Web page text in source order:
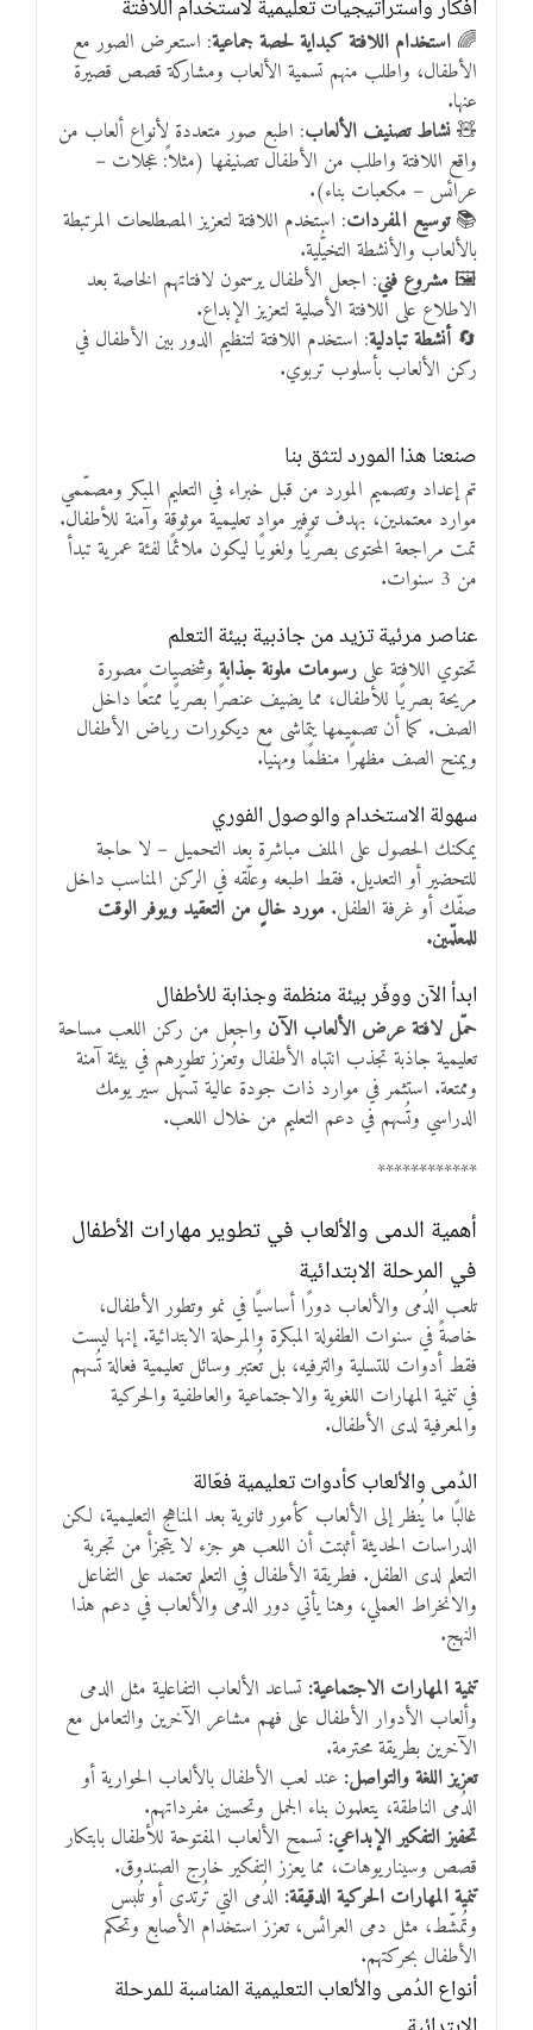
أفكار واستراتيجيات تعليمية لاستخدام اللافتة
🌈 استخدام اللافتة كبداية لحصة جماعية: استعرض الصور مع
الأطفال، واطلب منهم تسمية الألعاب ومشاركة قصص قصيرة
عنها.
🧸نشاط تصنيف الألعاب: اطبع صور متعددة لأنواع ألعاب من
واقع اللافتة واطلب من الأطفال تصنيفها (مثلاً: عجلات –
عرائس – مكعبات بناء).
📚توسيع المفردات: استخدم اللافتة لتعزيز المصطلحات المرتبطة
بالألعاب والأنشطة التخيُّلية.
🖼️ مشروع فني: اجعل الأطفال يرسمون لافتاتهم الخاصة بعد
الاطلاع على اللافتة الأصلية لتعزيز الإبداع.
🔄أنشطة تبادلية: استخدم اللافتة لتنظيم الدور بين الأطفال في
ركن الألعاب بأسلوب تربوي.
صنعنا هذا المورد لتثق بنا
تم إعداد وتصميم المورد من قبل خبراء في التعليم المبكر ومصمّمي
موارد معتمدين، بهدف توفير مواد تعليمية موثوقة وآمنة للأطفال.
تمت مراجعة المحتوى بصريًا ولغويًا ليكون ملائمًا لفئة عمرية تبدأ
من 3 سنوات.
عناصر مرئية تزيد من جاذبية بيئة التعلم
تحتوي اللافتة على رسومات ملونة جذابةوشخصيات مصورة
مريحة بصريًا للأطفال، مما يضيف عنصرًا بصريًا ممتعًا داخل
الصف. كما أن تصميمها يتماشى مع ديكورات رياض الأطفال
ويمنح الصف مظهرًا منظمًا ومهنيًا.
سهولة الاستخدام والوصول الفوري
يمكنك الحصول على الملف مباشرة بعد التحميل – لا حاجة
للتحضير أو التعديل. فقط اطبعه وعلّقه في الركن المناسب داخل
صفّك أو غرفة الطفل. مورد خالٍ من التعقيد ويوفر الوقت
للمعلّمين.
ابدأ الآن ووفّر بيئة منظمة وجذابة للأطفال
حمّل لافتة عرض الألعاب الآن واجعل من ركن اللعب مساحة
تعليمية جاذبة تجذب انتباه الأطفال وتُعزز تطورهم في بيئة آمنة
وممتعة. استثمر في موارد ذات جودة عالية تسهّل سير يومك
الدراسي وتُسهم في دعم التعليم من خلال اللعب.
************
أهمية الدمى والألعاب في تطوير مهارات الأطفال
في المرحلة الابتدائية
تلعب الدُمى والألعاب دورًا أساسيًا في نمو وتطور الأطفال،
خاصةً في سنوات الطفولة المبكرة والمرحلة الابتدائية. إنها ليست
فقط أدوات للتسلية والترفيه، بل تُعتبر وسائل تعليمية فعالة تُسهم
في تنمية المهارات اللغوية والاجتماعية والعاطفية والحركية
والمعرفية لدى الأطفال.
الدُمى والألعاب كأدوات تعليمية فعّالة
غالبًا ما يُنظر إلى الألعاب كأمور ثانوية بعد المناهج التعليمية، لكن
الدراسات الحديثة أثبتت أن اللعب هو جزء لا يتجزأ من تجربة
التعلم لدى الطفل. فطريقة الأطفال في التعلم تعتمد على التفاعل
والانخراط العملي، وهنا يأتي دور الدُمى والألعاب في دعم هذا
النهج.
تنمية المهارات الاجتماعية: تساعد الألعاب التفاعلية مثل الدمى
وألعاب الأدوار الأطفال على فهم مشاعر الآخرين والتعامل مع
الآخرين بطريقة محترمة.
تعزيز اللغة والتواصل: عند لعب الأطفال بالألعاب الحوارية أو
الدُمى الناطقة، يتعلمون بناء الجمل وتحسين مفرداتهم.
تحفيز التفكير الإبداعي: تسمح الألعاب المفتوحة للأطفال بابتكار
قصص وسيناريوهات، مما يعزز التفكير خارج الصندوق.
تنمية المهارات الحركية الدقيقة: الدُمى التي تُرتدى أو تُلبس
وتُمشّط، مثل دمى العرائس، تعزز استخدام الأصابع وتحكم
الأطفال بحركتهم.
أنواع الدُمى والألعاب التعليمية المناسبة للمرحلة